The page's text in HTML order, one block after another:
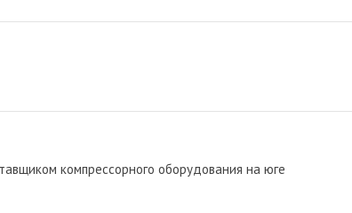
компрессорного оборудования на юге